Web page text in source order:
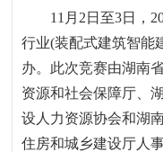
11 月 2 日至3日，
行业(装配式建筑智能
办。此次竞赛由湖南
资源和社会保障厅、
设人力资源协会和湖
住房和城乡建设厅人